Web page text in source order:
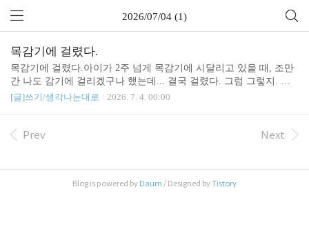
2026/07/04 (1)
목감기에 걸렸다.
목감기에 걸렸다.아이가 2주 넘게 목감기에 시달리고 있을 때, 조만
간 나도 감기에 걸리겠구나 했는데... 결국 걸렸다. 그럼 그렇지. 그
냥 지나갈리가 없지.목 아픈 건 둘째치고, 몸살이 심하다. 아침에는
[글]쓰기/생각나는대로 2026. 7. 4. 00:00
Prev Next
Blog is powered by Daum / Designed byTistory